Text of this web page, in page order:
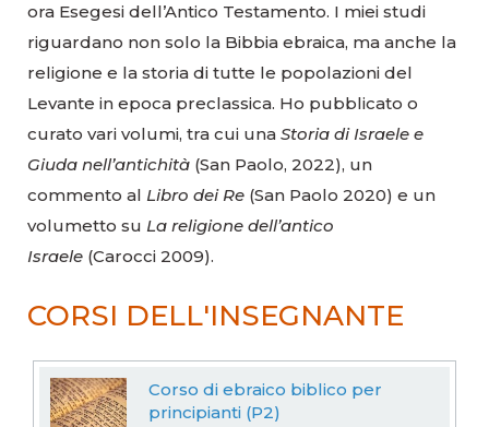
ora Esegesi dell’Antico Testamento. I miei studi
riguardano non solo la Bibbia ebraica, ma anche la
religione e la storia di tutte le popolazioni del
Levante in epoca preclassica. Ho pubblicato o
curato vari volumi, tra cui una Storia di Israele e
Giuda nell’antichità (San Paolo, 2022), un
commento al Libro dei Re (San Paolo 2020) e un
volumetto su La religione dell’antico
Israele (Carocci 2009).
CORSI DELL'INSEGNANTE
Corso di ebraico biblico per
principianti (P2)